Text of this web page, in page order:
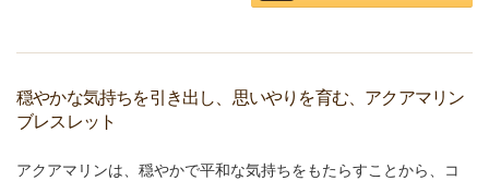
穏やかな気持ちを引き出し、思いやりを育む、アクアマリン
ブレスレット
アクアマリンは、穏やかで平和な気持ちをもたらすことから、コ